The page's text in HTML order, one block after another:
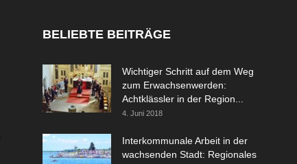
BELIEBTE BEITRÄGE
Wichtiger Schritt auf dem Weg
zum Erwachsenwerden:
Achtklässler in der Region...
4. Juni 2018
Interkommunale Arbeit in der
wachsenden Stadt: Regionales